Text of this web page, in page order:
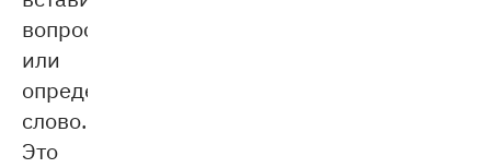
вопрос
или
определяющее
слово.
Это